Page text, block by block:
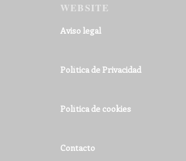
WEBSITE
Aviso legal
Política de Privacidad
Política de cookies
Contacto